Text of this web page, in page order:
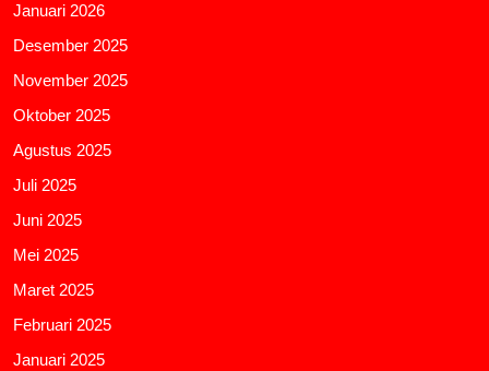
Januari 2026
Desember 2025
November 2025
Oktober 2025
Agustus 2025
Juli 2025
Juni 2025
Mei 2025
Maret 2025
Februari 2025
Januari 2025